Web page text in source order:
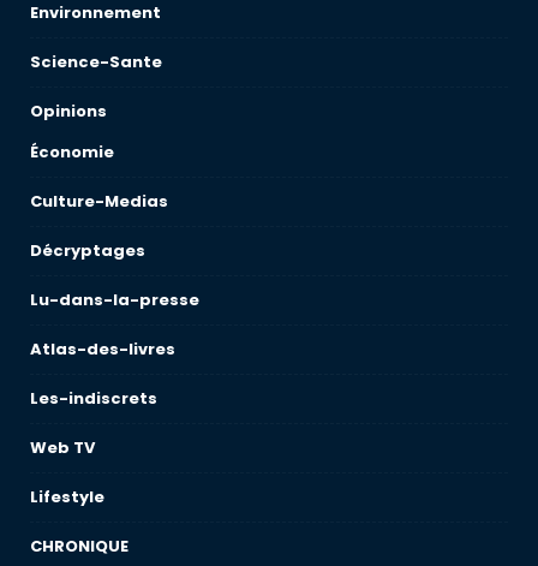
Environnement
Science-Sante
Opinions
Économie
Culture-Medias
Décryptages
Lu-dans-la-presse
Atlas-des-livres
Les-indiscrets
Web TV
Lifestyle
CHRONIQUE